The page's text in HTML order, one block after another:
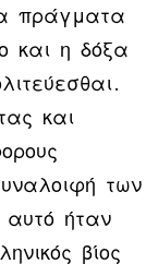
πράγματα
και η δόξα
και
των
αυτό ήταν
βίος